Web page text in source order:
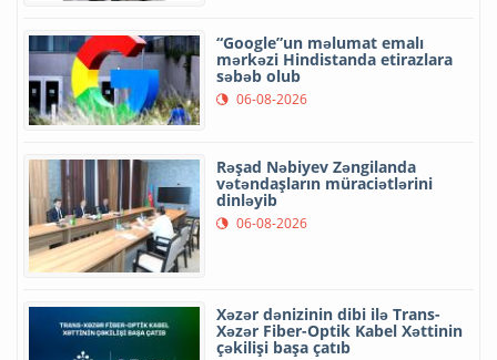
“Google”un məlumat emalı
mərkəzi Hindistanda etirazlara
səbəb olub
06-08-2026
Rəşad Nəbiyev Zəngilanda
vətəndaşların müraciətlərini
dinləyib
06-08-2026
Xəzər dənizinin dibi ilə Trans-
Xəzər Fiber-Optik Kabel Xəttinin
çəkilişi başa çatıb